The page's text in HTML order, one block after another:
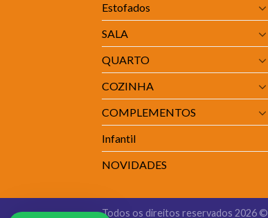
Estofados
SALA
QUARTO
COZINHA
COMPLEMENTOS
Infantil
NOVIDADES
Todos os direitos reservados 2026 ©